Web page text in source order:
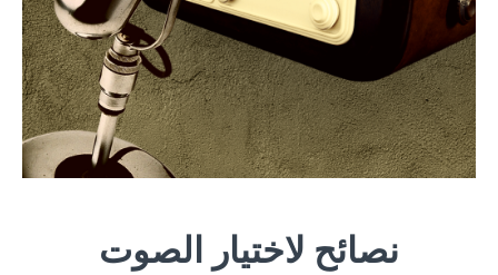
نصائح لاختيار الصوت